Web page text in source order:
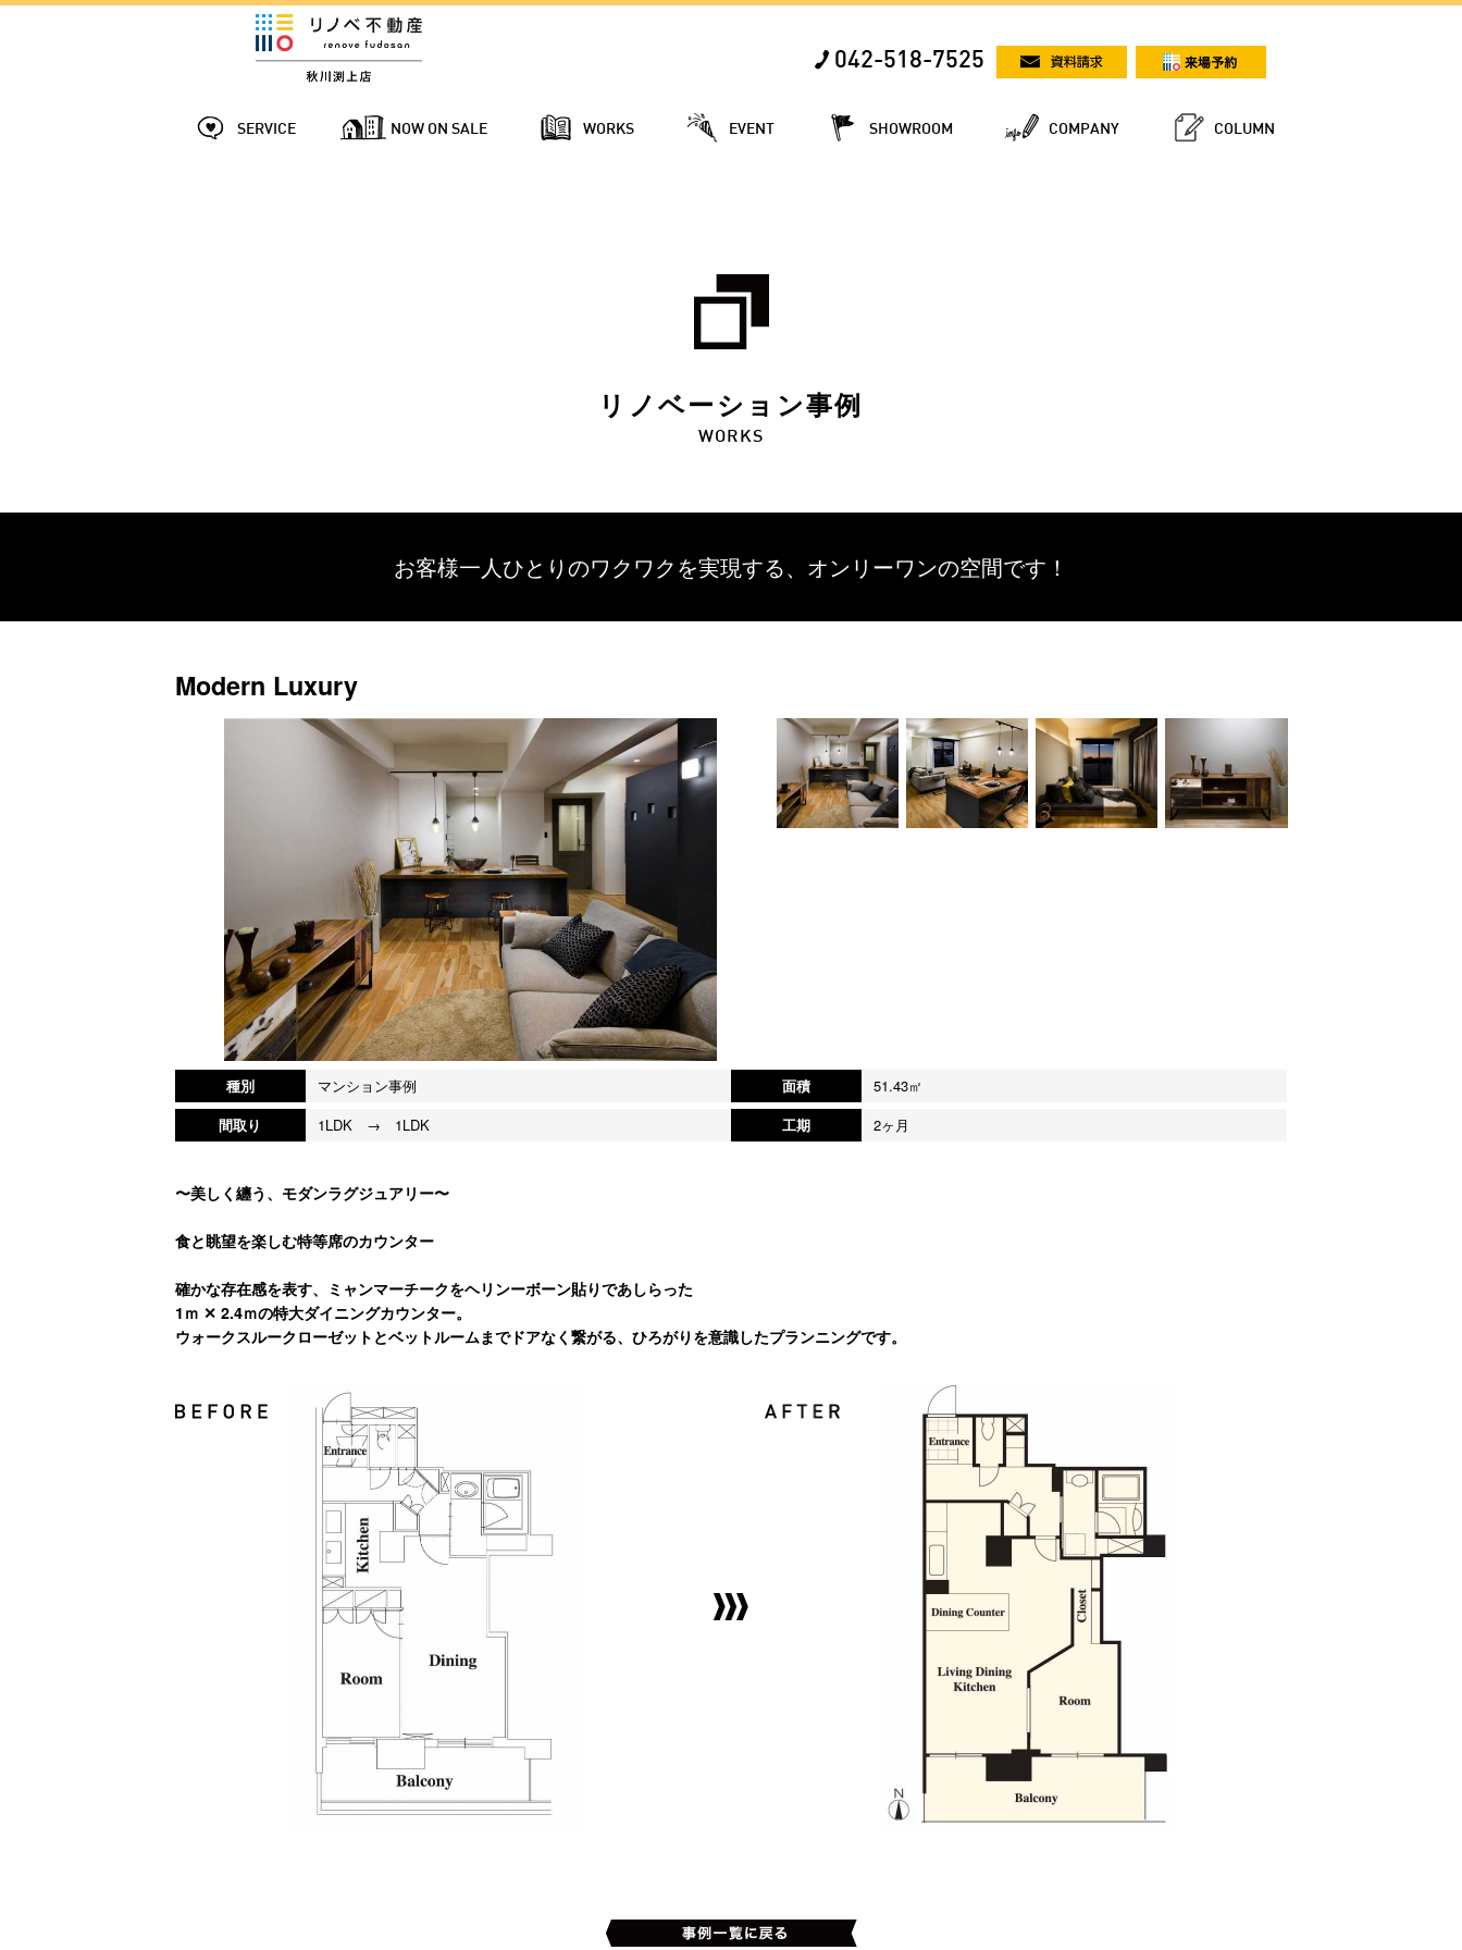
042-518-7525
SERVICE NOW ON SALE WORKS EVENT SHOWROOM COMPANY COLUMN
リノベーション事例
WORKS
お客様一人ひとりのワクワクを実現する、 オンリーワンの空間です！
Modern Luxury
種別 マンション事例 面積
51.43㎡
間取り
1LDK → 1LDK 工期 2ヶ月
〜美しく纏う、モダンラグジュアリー〜
食と眺望を楽しむ特等席のカウンター
確かな存在感を表す、ミャンマーチークをヘリンーボーン貼りであしらった
1ｍ ✕ 2.4ｍの特大ダイニングカウンター。
ウォークスルークローゼットとベットルームまでドアなく繋がる、ひろがりを意識したプランニングです。